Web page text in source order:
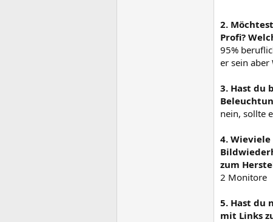
2.
Profi?
95%
er sein
3. Hast du
nein, sollte
4.
zum
2 Monitore
5. Hast du
mit Links